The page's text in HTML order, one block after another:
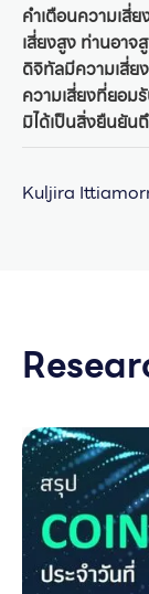
คำเตือนความเสี่
เสี่ยงสูง ท่านอา
ดิจิทัลมีความเสี่ย
ความเสี่ยงที่ยอ
มิได้เป็นสิ่งยืนยั
Kuljira